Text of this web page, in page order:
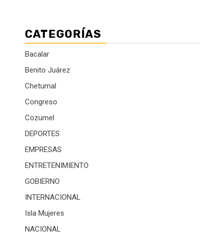
CATEGORÍAS
Bacalar
Benito Juárez
Chetumal
Congreso
Cozumel
DEPORTES
EMPRESAS
ENTRETENIMIENTO
GOBIERNO
INTERNACIONAL
Isla Mujeres
NACIONAL